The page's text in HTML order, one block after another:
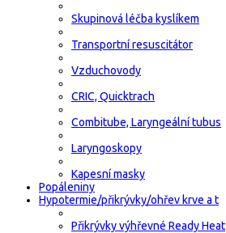
Skupinová léčba kyslíkem
Transportní resuscitátor
Vzduchovody
CRIC, Quicktrach
Combitube, Laryngeální tubus
Laryngoskopy
Kapesní masky
Popáleniny
Hypotermie/přikrývky/ohřev krve a t
Přikrývky výhřevné Ready Heat